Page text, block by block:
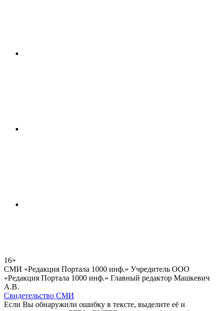
16+
СМИ «Редакция Портала 1000 инф.» Учредитель ООО
«Редакция Портала 1000 инф.» Главный редактор Машкевич
А.В.
Свидетельство СМИ
Если Вы обнаружили ошибку в тексте, выделите её и